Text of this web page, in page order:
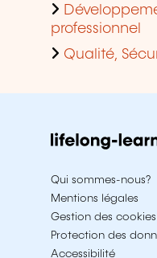
professionnel
Qualité,
Qui sommes-nous?
Mentions légales
Gestion des cookies
Protection des
Accessibilité